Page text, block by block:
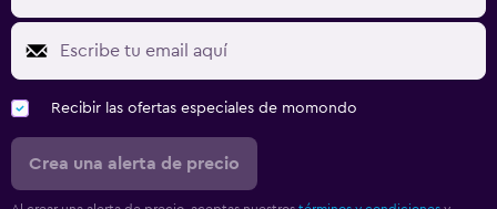
Recibir las ofertas especiales de momondo
Crea una alerta de precio